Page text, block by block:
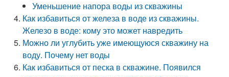
Уменьшение напора воды из скважины
Как избавиться от железа в воде из скважины.
Железо в воде: кому это может навредить
Можно ли углубить уже имеющуюся скважину на
воду. Почему нет воды
Как избавиться от песка в скважине. Появился